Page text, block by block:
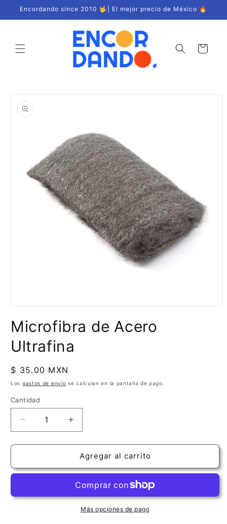
directamente
al contenido
Encordando since 2010 🤟| El mejor precio de México 🔥
Carrito
directamente
información
Abrir
multimedia
1
en
una
ventana
Microfibra de Acero
Ultrafina
Precio
habitual
$ 35.00 MXN
Los gastos de envío se calculan en la pantalla de pago.
Cantidad
Cantidad
Reducir
cantidad
para
de
Aumentar
cantidad
para
Microfibra
de
Ultrafina
Agregar al carrito
Más opciones de pago